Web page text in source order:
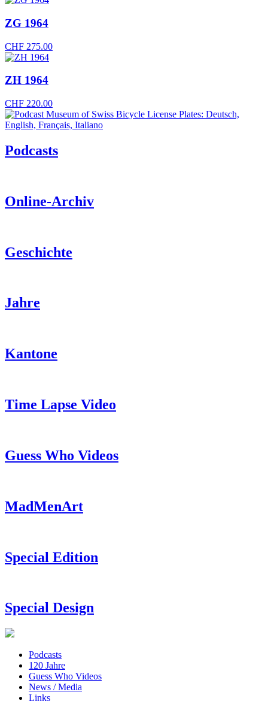
ZG 1964
CHF 275.00
ZH 1964
CHF 220.00
Podcasts
Online-Archiv
Geschichte
Jahre
Kantone
Time Lapse Video
Guess Who Videos
MadMenArt
Special Edition
Special Design
Podcasts
120 Jahre
Guess Who Videos
News / Media
Links